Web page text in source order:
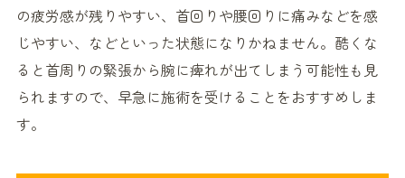
の疲労感が残りやすい、首回りや腰回りに痛みなどを感
じやすい、などといった状態になりかねません。酷くな
ると首周りの緊張から腕に痺れが出てしまう可能性も見
られますので、早急に施術を受けることをおすすめしま
す。